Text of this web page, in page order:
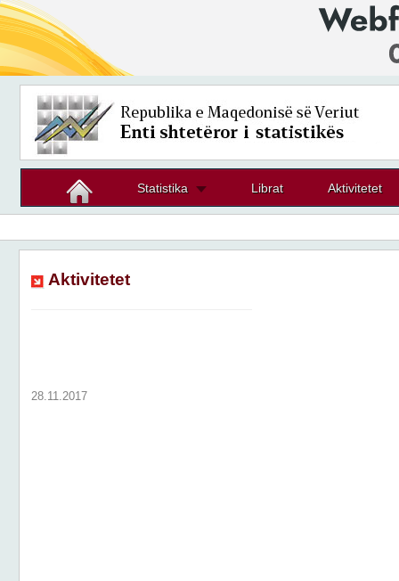
Statistika Librat Aktivitetet
Aktivitetet
28.11.2017